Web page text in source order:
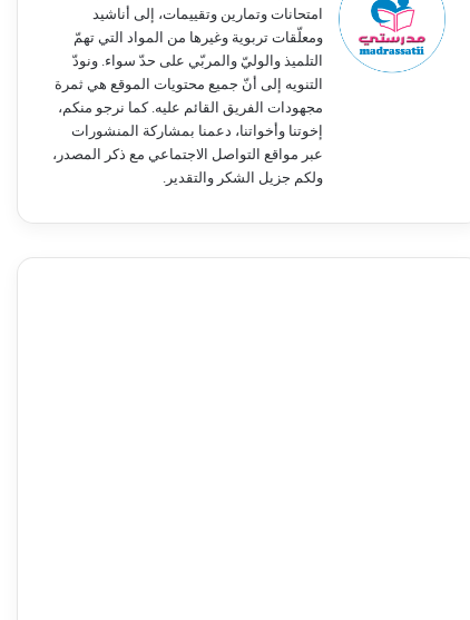
امتحانات وتمارين وتقييمات، إلى أناشيد
ومعلّقات تربوية وغيرها من المواد التي تهمّ
التلميذ والوليّ والمربّي على حدّ سواء. ونودّ
التنويه إلى أنّ جميع محتويات الموقع هي ثمرة
مجهودات الفريق القائم عليه. كما نرجو منكم،
إخوتنا وأخواتنا، دعمنا بمشاركة المنشورات
عبر مواقع التواصل الاجتماعي مع ذكر المصدر،
ولكم جزيل الشكر والتقدير.